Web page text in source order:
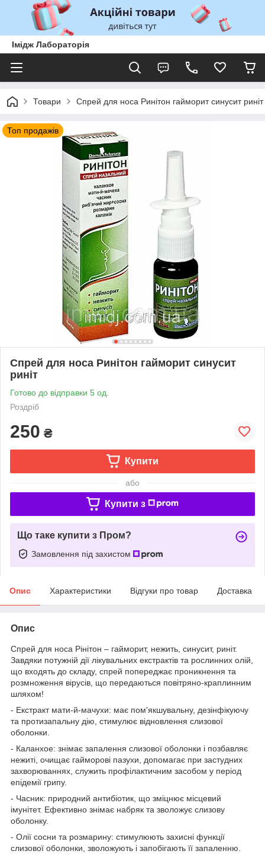
Імідж Лабораторія
Товари Спрей для носа Ринітон гайморит синусит риніт
Топ продажів
Спрей для носа Ринітон гайморит синусит
риніт
Готово до відправки 5 од.
Роздріб
250 ₴
Купити
або
Купити з
Що таке купити з Пром?
Замовлення під захистом
Опис Характеристики Відгуки про товар Доставка
Опис
Спрей для носа Рінітон – гайморит, нежить, синусит, риніт.
Завдяки потужній дії лікувальних екстрактів та рослинних олій,
що входять до складу, спрей попереджає проникнення та
розмноження вірусів, що передаються повітряно-краплинним
шляхом!
- Екстракт мати-й-мачухи: має пом'якшувальну, дезінфікуючу
та протизапальну дію, стимулює відновлення слизової
оболонки.
- Каланхое: знімає запалення слизової оболонки і позбавляє
нежиті, очищає гайморові пазухи, допомагає при застудних
захворюваннях, служить профілактичним засобом у період
епідемії грипу.
- Часник: природний антибіотик, що зміцнює місцевий
імунітет. Ефективно знімає набряк та зволожує слизову
оболонку.
- Олії сосни та розмарину: стимулюють захисні функції
слизової оболонки, зволожують і запобігають її запаленню.